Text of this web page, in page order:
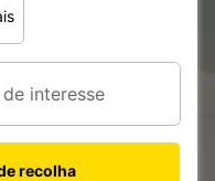
recolha